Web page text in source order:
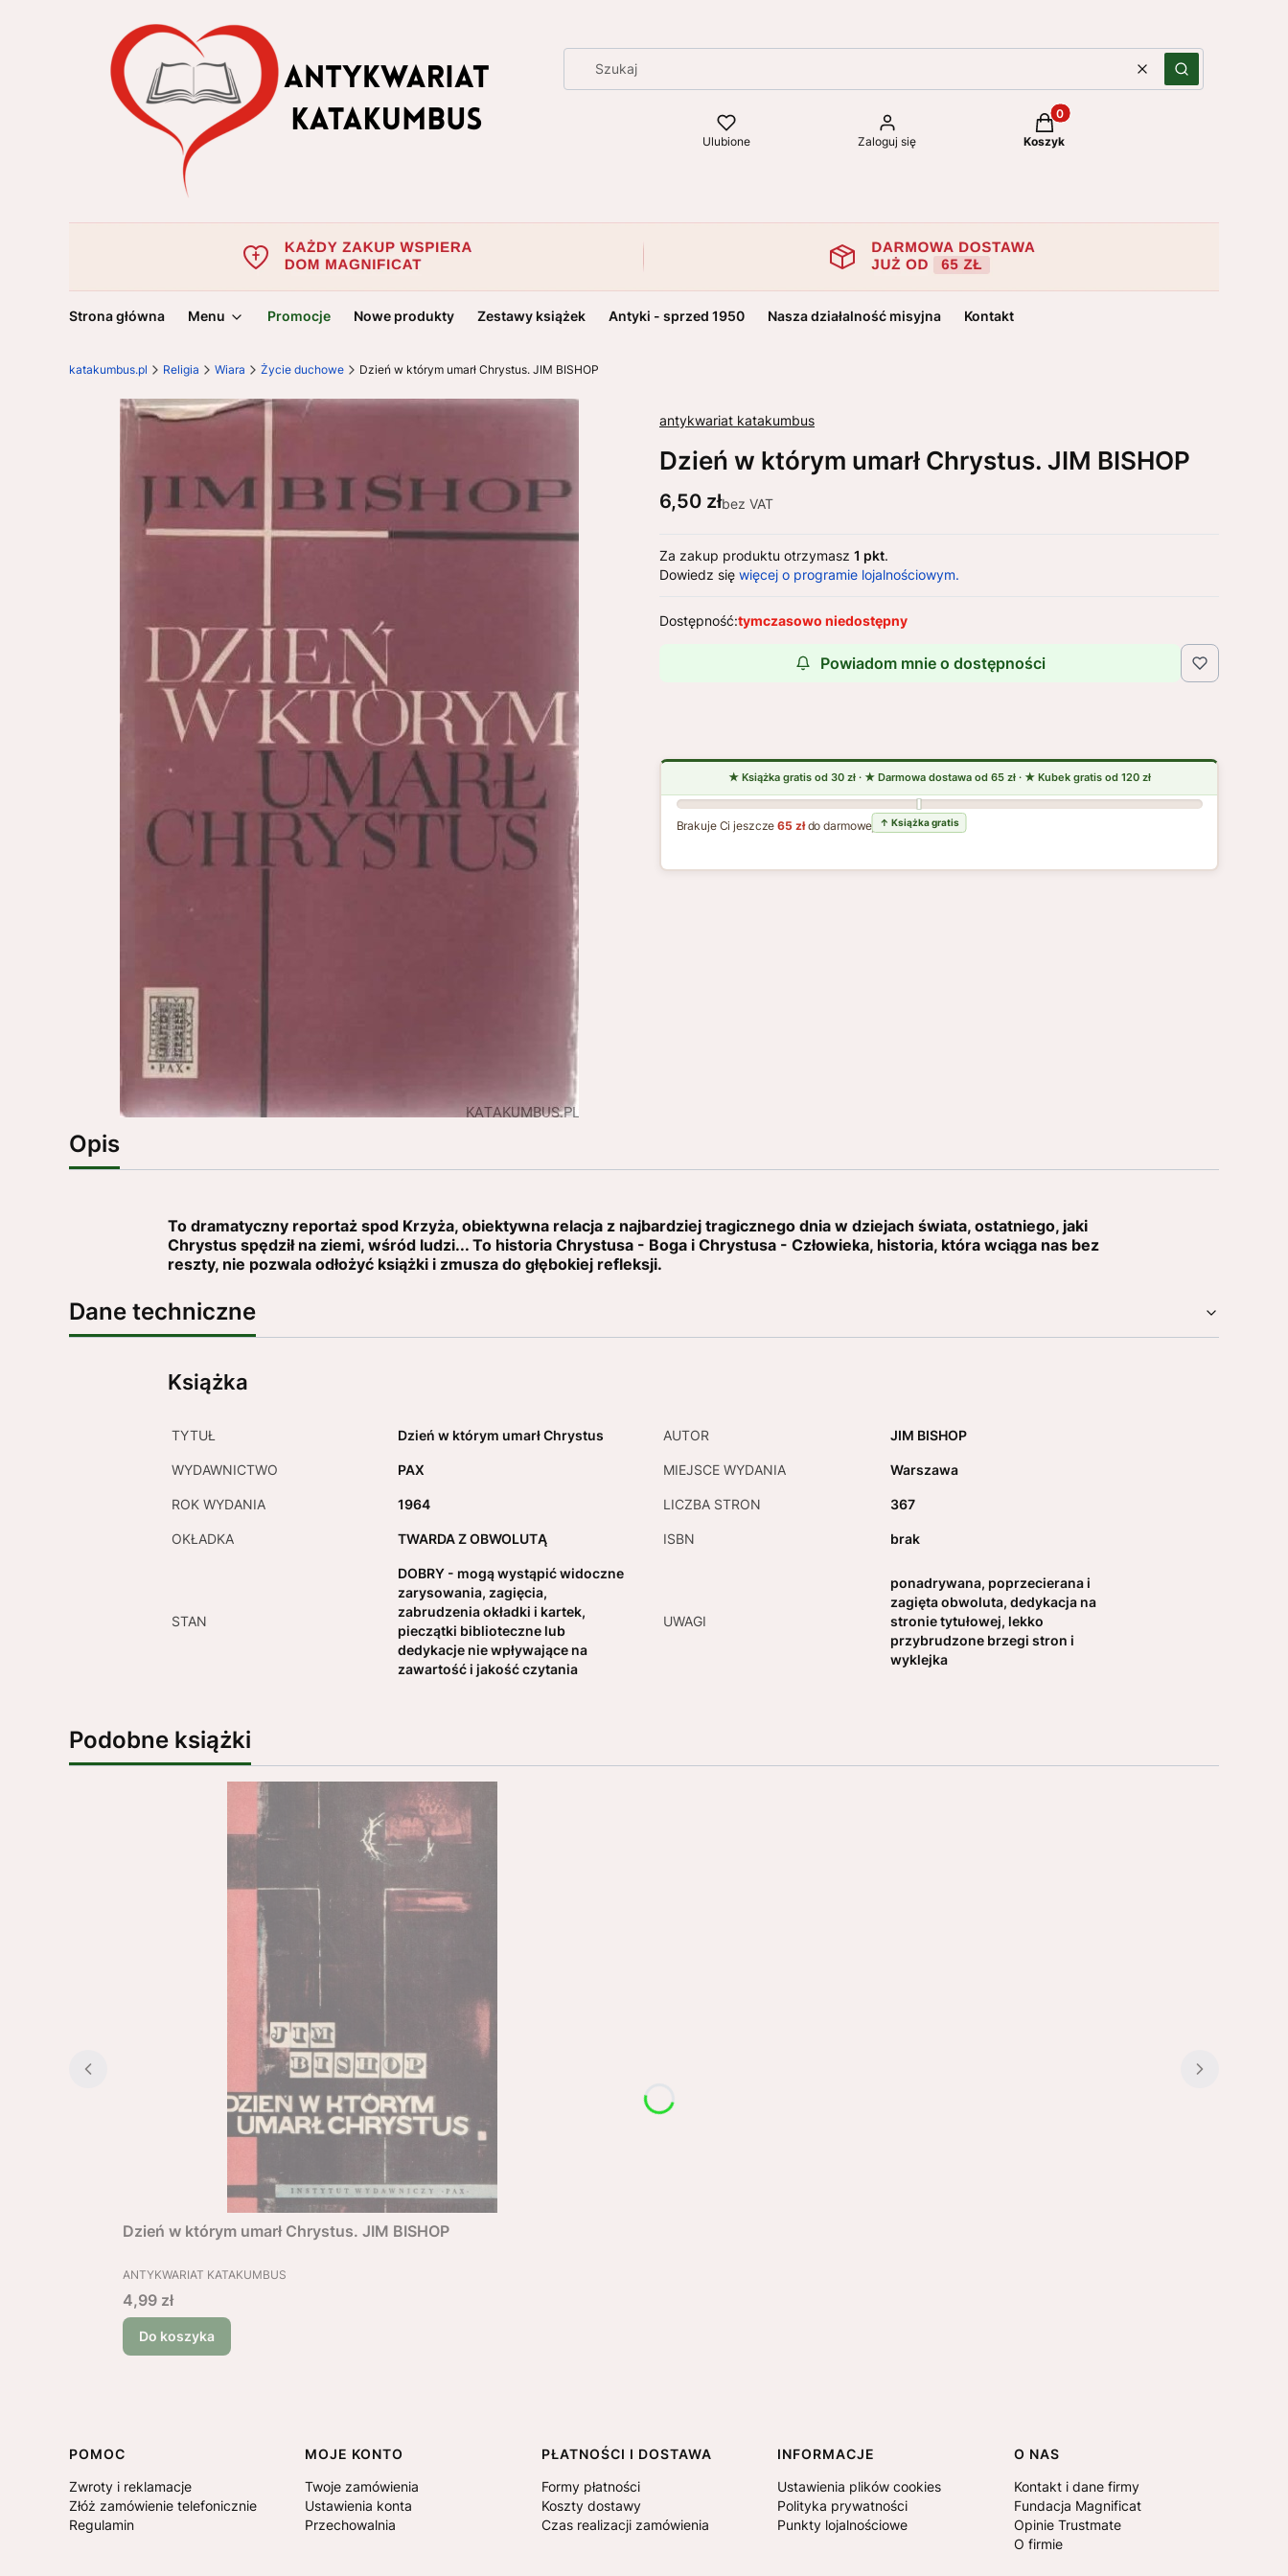
WyczyśćSzukaj
Ulubione Zaloguj się
Produkty w koszyku: 0. Zobacz
Koszyk
Strona główna Menu Promocje Nowe produkty Zestawy książek Antyki - sprzed 1950 Nasza działalność misyjna Kontakt
katakumbus.pl Religia Wiara Życie duchowe Dzień w którym umarł Chrystus. JIM BISHOP
antykwariat katakumbus
Dzień w którym umarł Chrystus. JIM BISHOP
Cena
6,50 złbez VAT
Za zakup produktu otrzymasz 1 pkt.
Dowiedz się więcej o programie lojalnościowym.
Dostępność:tymczasowo niedostępny
Powiadom mnie o dostępności
Brakuje Ci jeszcze65 złdo darmowej dostawy
Opis
To dramatyczny reportaż spod Krzyża, obiektywna relacja z najbardziej tragicznego dnia w dziejach świata, ostatniego, jaki
Chrystus spędził na ziemi, wśród ludzi... To historia Chrystusa - Boga i Chrystusa - Człowieka, historia, która wciąga nas bez
reszty, nie pozwala odłożyć książki i zmusza do głębokiej refleksji.
Dane techniczne
Książka
TYTUŁ Dzień w którym umarł Chrystus AUTOR JIM BISHOP
WYDAWNICTWO PAX MIEJSCE WYDANIA Warszawa
ROK WYDANIA 1964 LICZBA STRON 367
OKŁADKA TWARDA Z OBWOLUTĄ ISBN brak
STAN
DOBRY - mogą wystąpić widoczne
zarysowania, zagięcia,
zabrudzenia okładki i kartek,
pieczątki biblioteczne lub
dedykacje nie wpływające na
zawartość i jakość czytania
UWAGI
ponadrywana, poprzecierana i
zagięta obwoluta, dedykacja na
stronie tytułowej, lekko
przybrudzone brzegi stron i
wyklejka
Podobne książki
Dzień w którym umarł Chrystus. JIM BISHOP
PRODUCENT
ANTYKWARIAT KATAKUMBUS
Cena
4,99 zł
Do koszyka
Linki w stopce
POMOC
Zwroty i reklamacje
Złóż zamówienie telefonicznie
Regulamin
MOJE KONTO
Twoje zamówienia
Ustawienia konta
Przechowalnia
PŁATNOŚCI I DOSTAWA
Formy płatności
Koszty dostawy
Czas realizacji zamówienia
INFORMACJE
Ustawienia plików cookies
Polityka prywatności
Punkty lojalnościowe
O NAS
Kontakt i dane firmy
Fundacja Magnificat
Opinie Trustmate
O firmie